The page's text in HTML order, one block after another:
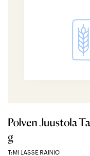
Polven Juustola
g
T:MI LASSE RAINIO